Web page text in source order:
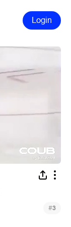
Login
#3